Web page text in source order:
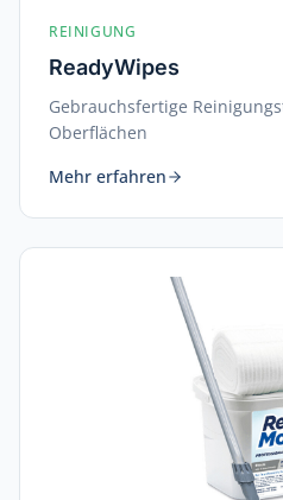
REINIGUNG
ReadyWipes
Gebrauchsfertige
Oberflächen
Mehr erfahren